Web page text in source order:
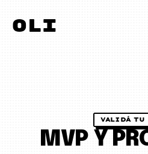
oli
VALIDÁ TU
MVP Y